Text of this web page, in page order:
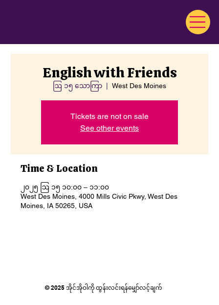
English with Friends
ဩ ၁၅ သောကြာ West Des Moines
Tickets are not on sale
See other events
Time & Location
၂၀၂၅ ဩ ၁၅ ၁၀:၀၀ – ၁၁:၀၀
West Des Moines, 4000 Mills Civic Pkwy, West Des
Moines, IA 50265, USA
© 2025 အိုင်အိုဝါကို ထွန်းလင်းရန်မျှော်လင့်ချက်